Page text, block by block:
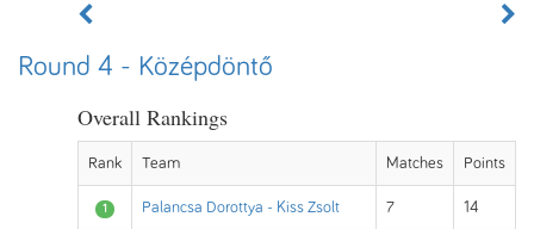
Round 4 - Középdöntő
Overall Rankings
Rank Team Matches Points
1 Palancsa Dorottya - Kiss Zsolt 7 14